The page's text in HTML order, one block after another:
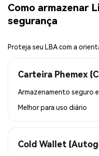
Como armazenar
segurança
Proteja seu LBA com a
Carteira Phemex
Armazenamento seguro
Melhor para uso diário
Cold Wallet